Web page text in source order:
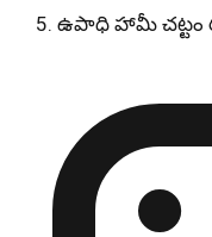
ఉపాధి హామీ చట్టం